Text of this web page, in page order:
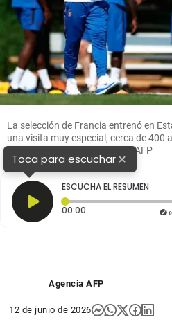
La selección de Francia entrenó en
una visita muy especial, cerca de
la jornada de los Blues. FOTO AFP
Toca para escuchar×
ESCUCHA EL RESUMEN
00:00 Tiempo
Agencia AFP
12 de junio de 2026